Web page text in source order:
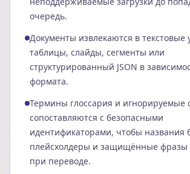
очередь.
Документы извлекаются в текстовые
таблицы, слайды, сегменты или
структурированный JSON в
формата.
Термины глоссария и игнорируемые
сопоставляются с безопасными
идентификаторами, чтобы названия
плейсхолдеры и защищённые фразы
при переводе.